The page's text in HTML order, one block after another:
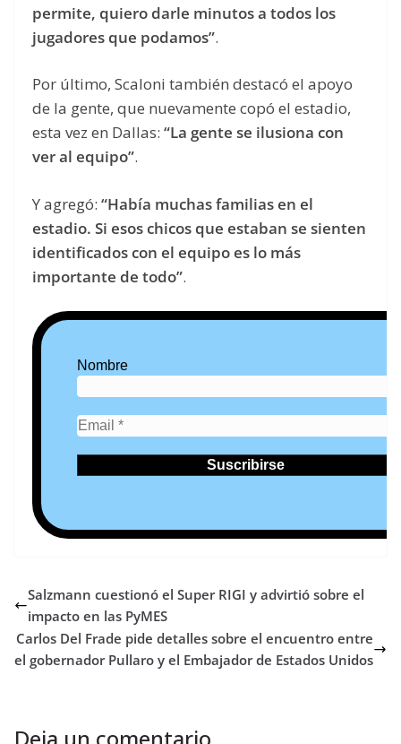
permite, quiero darle minutos a todos los
jugadores que podamos”.
Por último, Scaloni también destacó el apoyo
de la gente, que nuevamente copó el estadio,
esta vez en Dallas: “La gente se ilusiona con
ver al equipo”.
Y agregó: “Había muchas familias en el
estadio. Si esos chicos que estaban se sienten
identificados con el equipo es lo más
importante de todo”.
Nombre
Salzmann cuestionó el Super RIGI y advirtió sobre el
impacto en las PyMES
Carlos Del Frade pide detalles sobre el encuentro entre
el gobernador Pullaro y el Embajador de Estados Unidos